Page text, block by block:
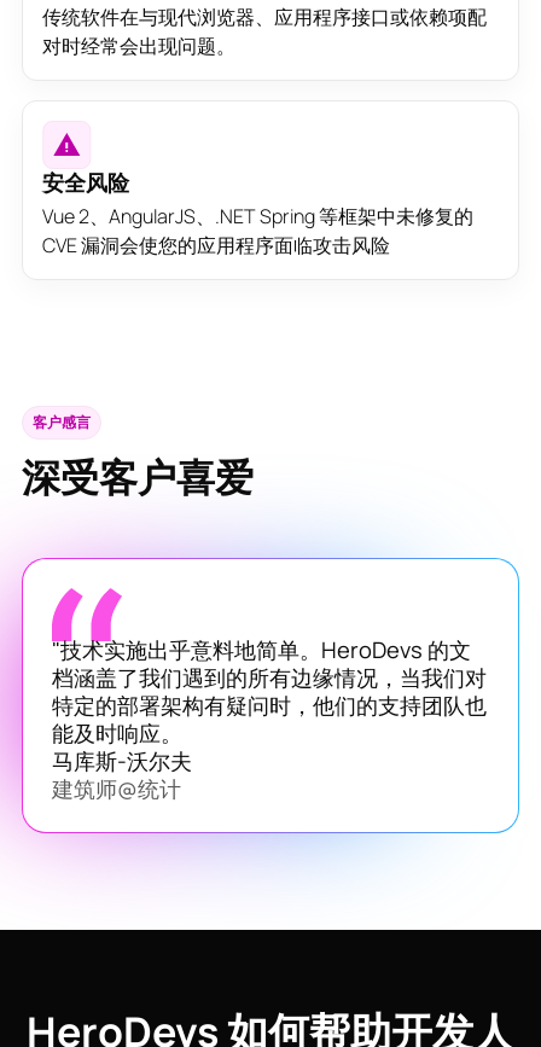
传统软件在与现代浏览器、应用程序接口或依赖项配
对时经常会出现问题。
安全风险
Vue 2、AngularJS、.NET Spring 等框架中未修复的
CVE 漏洞会使您的应用程序面临攻击风险
客户感言
深受客户喜爱
"技术实施出乎意料地简单。HeroDevs 的文
档涵盖了我们遇到的所有边缘情况，当我们对
特定的部署架构有疑问时，他们的支持团队也
能及时响应。
马库斯-沃尔夫
建筑师@统计
HeroDevs 如何帮助开发人